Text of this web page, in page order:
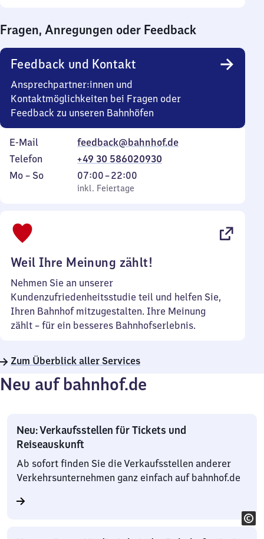
0
Uhr
Fragen, Anregungen oder Feedback
Feedback und Kontakt
Ansprechpartner:innen und
Kontaktmöglichkeiten bei Fragen oder
Feedback zu unseren Bahnhöfen
E-Mail
feedback@bahnhof.de
Telefon
+49 30 586020930
Montag
Mo – So,
inkl. Feiertage
07:00–22:00
Von
7
inkl. Feiertage
Weil Ihre Meinung zählt!
Nehmen Sie an unserer
Kundenzufriedenheitsstudie teil und helfen Sie,
Ihren Bahnhof mitzugestalten. Ihre Meinung
zählt – für ein besseres Bahnhofserlebnis.
Zum Überblick aller Services
Neu auf bahnhof.de
Neu: Verkaufsstellen für Tickets und
Reiseauskunft
Ab sofort finden Sie die Verkaufsstellen anderer
Verkehrsunternehmen ganz einfach auf bahnhof.de